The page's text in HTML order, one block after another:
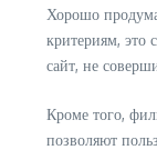
Хорошо
критериям, это
сайт, не
Кроме того,
позволяют